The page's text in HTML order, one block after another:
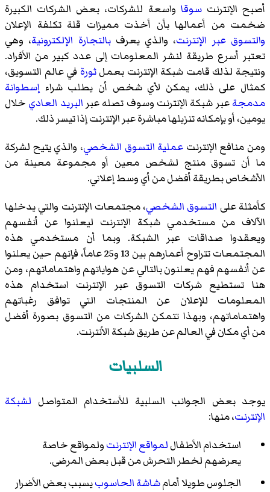
أصبح الإنترنتسوقا واسعة للشركات، بعض الشركات الكبيرة
ضخمت من أعمالها بأن أخذت مميزات قلة تكلفة الإعلان
والتسوق عبر الإنترنت، والذي يعرفبالتجارة الإلكترونية، وهي
تعتبر أسرع طريقة لنشر المعلومات إلى عدد كبير من الأفراد.
ونتيجة لذلك قامت شبكة الإنترنت بعملثورة في عالم التسويق،
كمثال على ذلك، يمكن لأي شخص أن يطلب شراء إسطوانة
مدمجةعبر شبكة الإنترنت وسوف تصله عبر البريد العادي خلال
يومين، أو بإمكانه تنزيلها مباشرة عبر الإنترنت إذا تيسر ذلك.
ومن منافع الإنترنت عملية التسوق الشخصي، والذي يتيح لشركة
ما أن تسوق منتج لشخص معين أو مجموعة معينة من
الأشخاص بطريقة أفضل من أي وسط إعلاني.
كأمثلة على التسوق الشخصي، مجتمعات الإنترنت والتي يدخلها
الآلاف من مستخدمي شبكة الإنترنت ليعلنوا عن أنفسهم
ويعقدوا صداقات عبر الشبكة. وبما أن مستخدمي هذه
المجتمعات تتراوح أعمارهم بين 13 و25 عاماً، فإنهم حين يعلنوا
عن أنفسهم فهم يعلنون بالتالي عن هواياتهم واهتماماتهم، ومن
هنا تستطيع شركات التسوق عبر الإنترنت استخدام هذه
المعلومات للإعلان عن المنتجات التي توافق رغباتهم
واهتماماتهم، وبهذا تتمكن الشركات من التسوق بصورة أفضل
من أي مكان في العالم عن طريق شبكة الأنترنت.
السلبيات
يوجد بعض الجوانب السلبية للأستخدام المتواصل لشبكة
الإنترنت، منها:
استخدام الأطفاللمواقع الإنترنتولمواقع خاصة
يعرضهم لخطر التحرش من قبل بعض المرضى.
الجلوس طويلا أمامشاشةالحاسوبيسبب بعض الأضرار